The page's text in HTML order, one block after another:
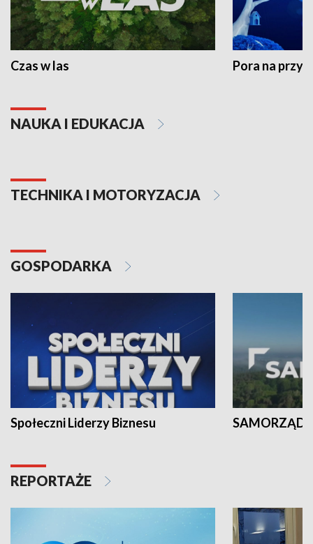
Czas w las Pora na
NAUKA I EDUKACJA
TECHNIKA I MOTORYZACJA
GOSPODARKA
Społeczni Liderzy Biznesu SAMORZĄD
REPORTAŻE